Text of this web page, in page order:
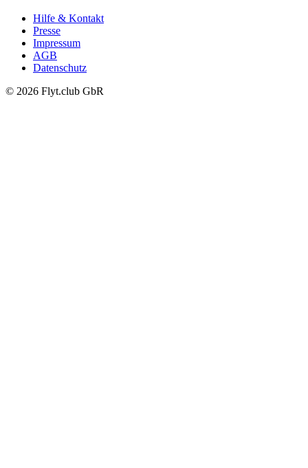
Hilfe & Kontakt
Presse
Impressum
AGB
Datenschutz
© 2026 Flyt.club GbR